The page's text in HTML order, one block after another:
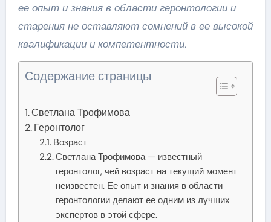
ее опыт и знания в области геронтологии и
старения не оставляют сомнений в ее высокой
квалификации и компетентности.
Содержание страницы
Светлана Трофимова
Геронтолог
Возраст
Светлана Трофимова — известный
геронтолог, чей возраст на текущий момент
неизвестен. Ее опыт и знания в области
геронтологии делают ее одним из лучших
экспертов в этой сфере.